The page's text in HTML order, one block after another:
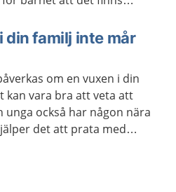
sjukvården eller
din familj inte mår
om en vuxen i din
kan vara bra att veta att
unga också har någon nära
det att prata med